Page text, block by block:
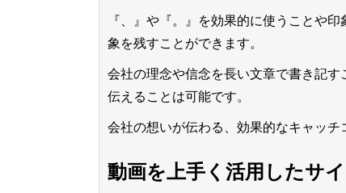
『、』や『。』を効果的に使うことや
象を残すことができます。
会社の理念や信念を長い文章で書き記
伝えることは可能です。
会社の想いが伝わる、効果的なキャッチ
動画を上手く活用したサ